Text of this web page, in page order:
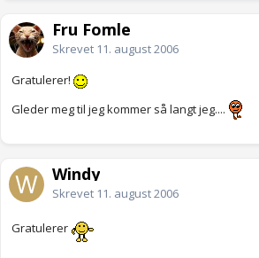
Fru Fomle
Skrevet 11. august 2006
Gratulerer!
Gleder meg til jeg kommer så langt jeg....
Windy
Skrevet 11. august 2006
Gratulerer